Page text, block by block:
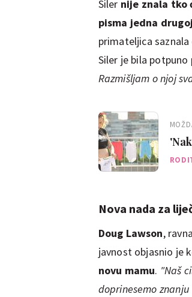
Siler nije znala tko
pisma jedna drugoj
primateljica
Siler je bila
Razmišljam o njoj
Nova nada za
Doug Lawson,
javnost objasnio je
novu mamu. "Naš
doprinesemo